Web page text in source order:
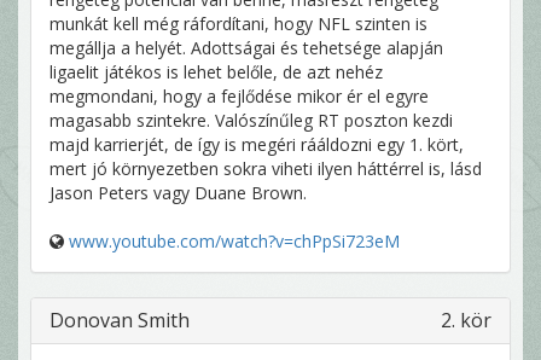
munkát kell még ráfordítani, hogy NFL szinten is
megállja a helyét. Adottságai és tehetsége alapján
ligaelit játékos is lehet belőle, de azt nehéz
megmondani, hogy a fejlődése mikor ér el egyre
magasabb szintekre. Valószínűleg RT poszton kezdi
majd karrierjét, de így is megéri rááldozni egy 1. kört,
mert jó környezetben sokra viheti ilyen háttérrel is, lásd
Jason Peters vagy Duane Brown.
www.youtube.com/watch?v=chPpSi723eM
Donovan Smith 2. kör